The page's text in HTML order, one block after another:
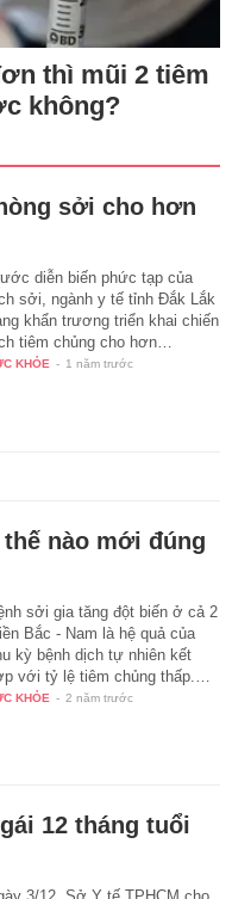
thì mũi 2 tiêm
không?
sởi cho hơn
diễn biến phức tạp của
sởi, ngành y tế tỉnh Đắk Lắk
khẩn trương triển khai chiến
tiêm chủng cho hơn…
KHỎE - 1 năm trước
nào mới đúng
sởi gia tăng đột biến ở cả 2
Bắc - Nam là hệ quả của
kỳ bệnh dịch tự nhiên kết
với tỷ lệ tiêm chủng thấp.…
KHỎE - 2 năm trước
12 tháng tuổi